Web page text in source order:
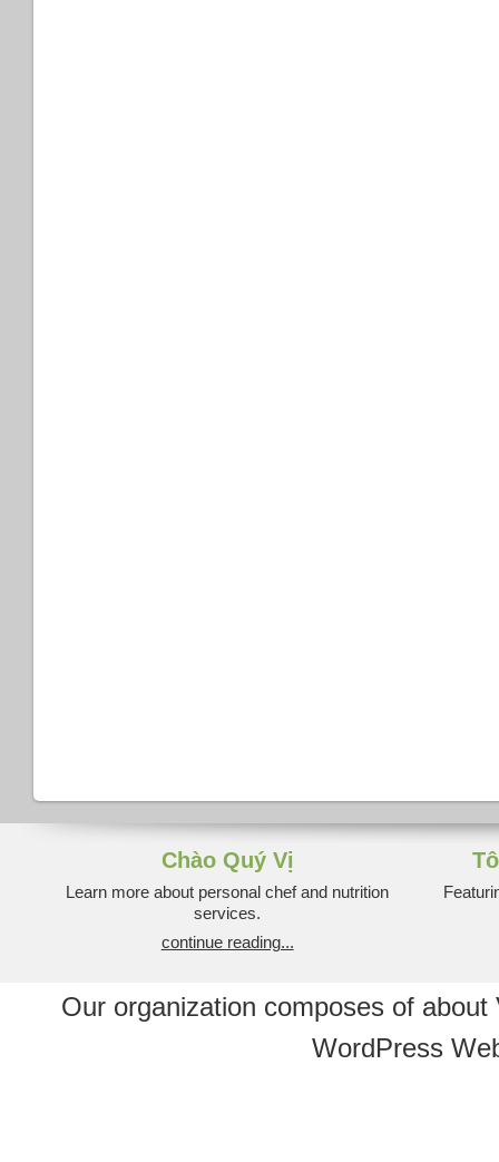
Chào Quý Vị
Learn more about personal chef and nutrition
services.
continue reading...
Our organization composes of
WordPress